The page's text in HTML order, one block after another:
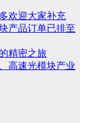
欢迎大家补充
产品订单已排至
精密之旅
高速光模块产业